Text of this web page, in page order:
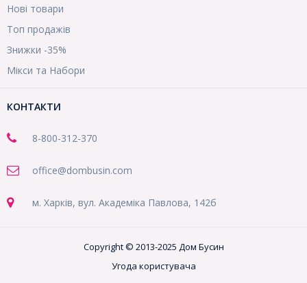
Нові товари
Топ продажів
Знижки -35%
Мікси та Набори
КОНТАКТИ
8-800-312-370
office@dombusin.com
м. Харків, вул. Академіка Павлова, 142б
Copyright © 2013-2025 Дом Бусин
Угода користувача